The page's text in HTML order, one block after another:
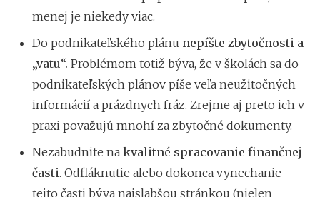
menej je niekedy viac.
Do podnikateľského plánu nepíšte zbytočnosti a
„vatu“. Problémom totiž býva, že v školách sa do
podnikateľských plánov píše veľa neužitočných
informácií a prázdnych fráz. Zrejme aj preto ich v
praxi považujú mnohí za zbytočné dokumenty.
Nezabudnite na kvalitné spracovanie finančnej
časti. Odfláknutie alebo dokonca vynechanie
tejto časti býva najslabšou stránkou (nielen